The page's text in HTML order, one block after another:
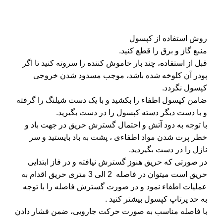
روش استفاده از کپسول
منبع گاز و برق را قطع کنید.
قبل از استفاده، چند بار خاموش کننده را سروته کنید تا اگر
پودر آن کلوخه شده باشد، موجب مسدود شدن خروجی
کپسول نگردد.
ضامن کپسول اطفاء را بکشید و با یک دست شیلنگ را گرفته
و با دست دیگر دسته کپسول را در دست بگیرید.
با توجه به دود آتش و احتمال گسترش حریق در جهت باد و
خطر پرت شدن مواد اطفاءی ، پشت به باد بایستید و سر
نازل را در دست بگیردید.
در صورتی که حریق هنوز گسترش نیافته و در فاز ابتدایی
حریق است میتوان در فاصله 2 الی 3 متری حریق اقدام به
عملیات اطفاء نمود و در صورت گسترش فاصله را با توجه
به حد پرتاپ کپسول بیشتر کنید .
با فاصله مناسب به صورت حرکت جارویی، ضمن فشار دادن